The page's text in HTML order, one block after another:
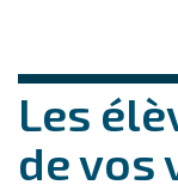
Les
de vos